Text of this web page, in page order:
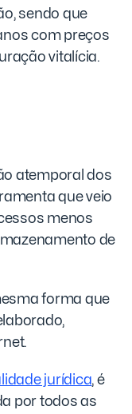
sendo que
com preços
vitalícia.
atemporal dos
que veio
menos
de
forma que
jurídica, é
por todos as